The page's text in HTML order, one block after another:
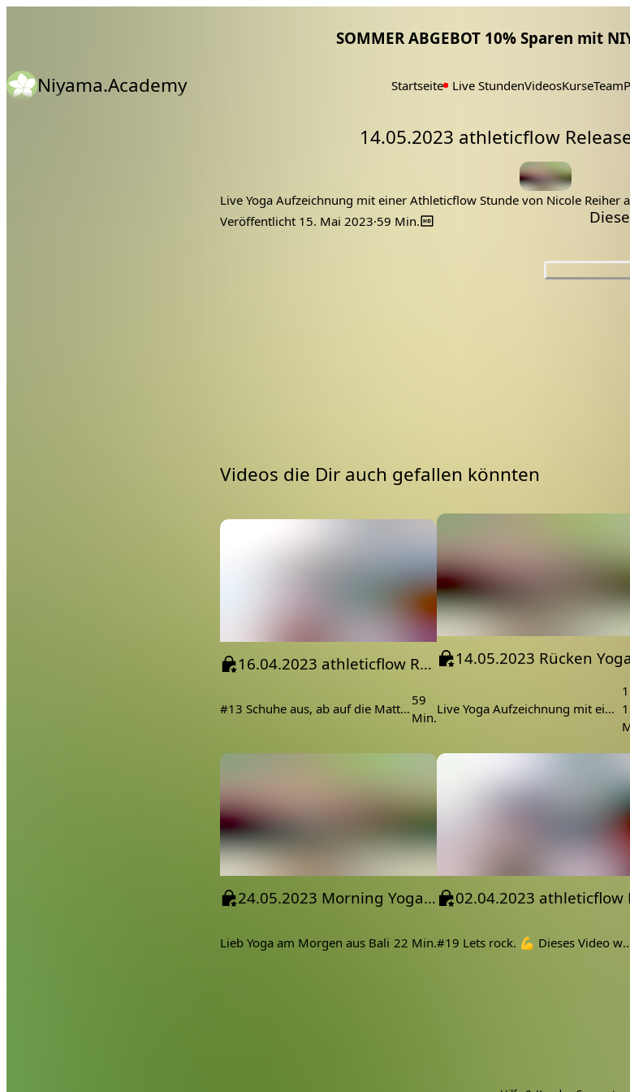
SOMMER ABGEBOT 10% Sparen mit
Niyama.Academy Startseite Live StundenVideosKurseTeam
14.05.2023 athleticflow
Live Yoga Aufzeichnung mit einer Athleticflow Stunde von Nicole Reiher
Veröffentlicht 15. Mai 2023·59 Min.
Videos die Dir auch gefallen könnten
16.04.2023 athleticflow Release 13 aus Bali Outdoor
#13 Schuhe aus, ab auf die Matte und los gehts. Dieses Video ist eine Aufzeichnung einer Live Online Yoga Stunde aus unserem Kurskalender: niyama.academy/kurse
59
Min.
Live Yoga Aufzeichnung mit einer Rückenyoga Stunde von Nicole Reiher aus Bali
24.05.2023 Morning Yoga Slow
Lieb Yoga am Morgen aus Bali 22 Min. #19 Lets rock. 💪 Dieses Video wurde im